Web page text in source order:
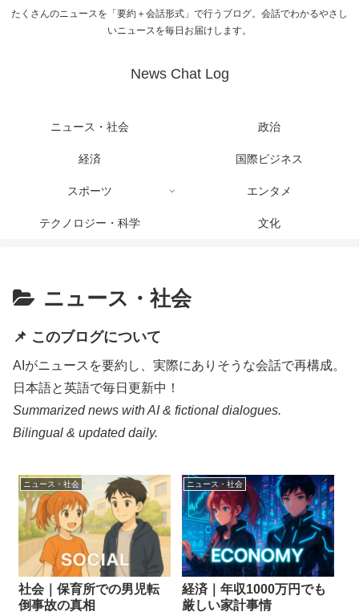
たくさんのニュースを「要約＋会話形式」で行うブログ。会話でわかるやさし
いニュースを毎日お届けします。
News Chat Log
ニュース・社会 政治
経済 国際ビジネス
スポーツ エンタメ
テクノロジー・科学 文化
ニュース・社会
📌 このブログについて
AIがニュースを要約し、実際にありそうな会話で再構成。
日本語と英語で毎日更新中！
Summarized news with AI & fictional dialogues.
Bilingual & updated daily.
ニュース・社会
社会｜保育所での男児転
倒事故の真相
ニュース・社会
経済｜年収1000万円でも
厳しい家計事情